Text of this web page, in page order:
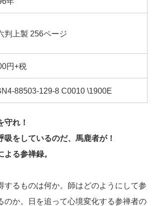
判上製 256ページ
円+税
88503-129-8 C0010 \1900E
守れ！
吸をしているのだ、馬鹿者が！
る参禅録。
するものは何か。師はどのようにして参
のか。日を追って心境変化する参禅者の